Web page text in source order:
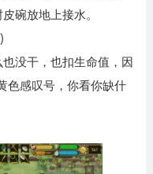
碗放地上接水。
没干，也扣生命值，因
色感叹号，你看你缺什